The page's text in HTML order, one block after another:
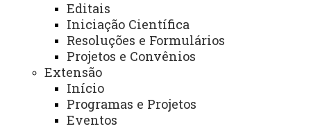
Editais
Iniciação Científica
Resoluções e Formulários
Projetos e Convênios
Extensão
Início
Programas e Projetos
Eventos
alunos, professores, equipe administrativa e outros
stakeholders, facilitando o entendimento mútuo e o
alinhamento de expectativas.
Descrição dos serviços oferecidos:
- Comunidade interna: ouvir as demandas dos